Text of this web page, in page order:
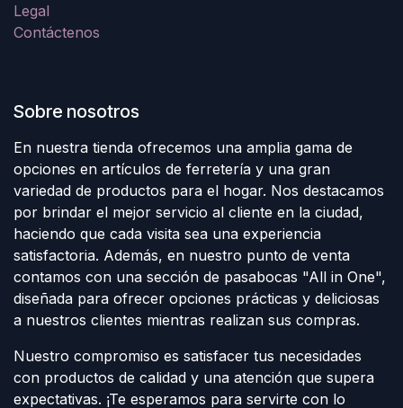
Legal
Contáctenos
Sobre nosotros
En nuestra tienda ofrecemos una amplia gama de
opciones en artículos de ferretería y una gran
variedad de productos para el hogar. Nos destacamos
por brindar el mejor servicio al cliente en la ciudad,
haciendo que cada visita sea una experiencia
satisfactoria. Además, en nuestro punto de venta
contamos con una sección de pasabocas "All in One",
diseñada para ofrecer opciones prácticas y deliciosas
a nuestros clientes mientras realizan sus compras.
Nuestro compromiso es satisfacer tus necesidades
con productos de calidad y una atención que supera
expectativas. ¡Te esperamos para servirte con lo